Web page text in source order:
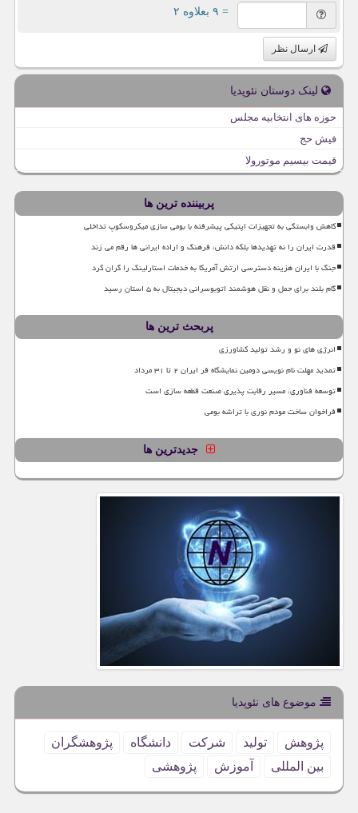
= ۹ بعلاوه ۲
ارسال نظر
لینک دوستان نئوپدیا
حوزه های انتخابیه مجلس
فیش حج
قیمت بیسیم موتورولا
پربیننده ترین ها
کاهش وابستگی به تجهیزات اپتیکی پیشرفته با بومی سازی میکروسکوپ تداخلی
قدرت ایران را نه تهدیدها بلکه دانش، فرهنگ و اراده ایرانی ها رقم می زند
جنگ با ایران هزینه دسترسی ارتش آمریکا به خدمات استارلینک را گران کرد
گام بلند برای حمل و نقل هوشمند اتوبوسرانی دیجیتال به ۵ استان رسید
پربحث ترین ها
انرژی های نو و رشد تولید کشاورزی
تمدید مهلت نام نویسی دومین نمایشگاه فر ایران ۲ تا ۳۱ مرداد
توسعه فناوری، مسیر رقابت پذیری صنعت قطعه سازی است
فراخوان ساخت مودم نوری با تراشه بومی
جدیدترین ها
موضوع های نئوپدیا
پژوهش تولید شركت دانشگاه
پژوهشگران
بین المللی
آموزش پژوهشی